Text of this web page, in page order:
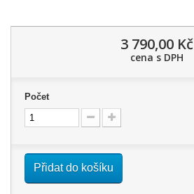
3 790,00 Kč
cena s DPH
Počet
Přidat do košíku